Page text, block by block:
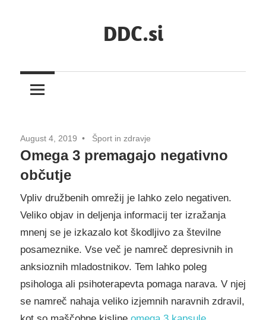
DDC.si
August 4, 2019 Šport in zdravje
Omega 3 premagajo negativno
občutje
Vpliv družbenih omrežij je lahko zelo negativen.
Veliko objav in deljenja informacij ter izražanja
mnenj se je izkazalo kot škodljivo za številne
posameznike. Vse več je namreč depresivnih in
anksioznih mladostnikov. Tem lahko poleg
psihologa ali psihoterapevta pomaga narava. V njej
se namreč nahaja veliko izjemnih naravnih zdravil,